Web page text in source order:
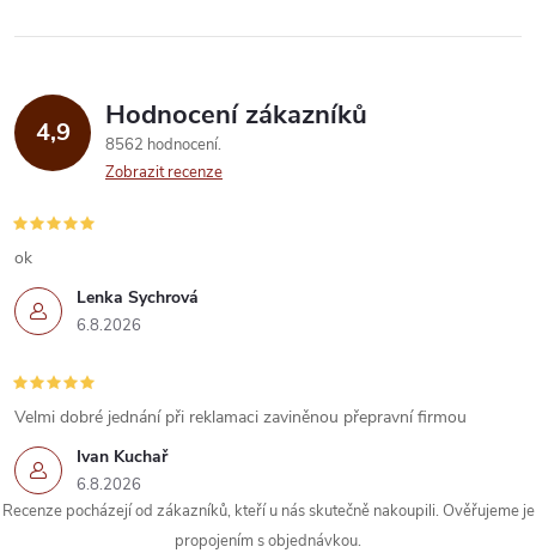
l
d
a
c
í
p
r
v
k
y
4,9 Hodnocení zákazníků
8562 hodnocení
Zobrazit recenze
Lenka Sychrová
6.8.2026
ok
Ivan Kuchař
6.8.2026
Velmi dobré jednání při reklamaci zaviněnou přepravní firmou
Recenze pocházejí od zákazníků, kteří u nás skutečně nakoupili. Ověřujeme je
propojením s objednávkou.